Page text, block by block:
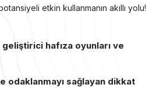
etkin kullanmanın akıllı yolu!
hafıza oyunları ve
odaklanmayı sağlayan dikkat